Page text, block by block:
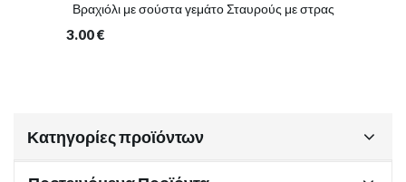
Βραχιόλι με σούστα γεμάτο Σταυρούς με στρας
3.00€
Κατηγορίες προϊόντων